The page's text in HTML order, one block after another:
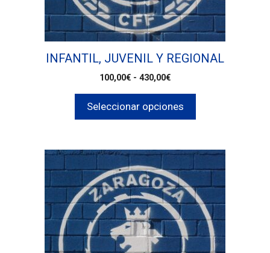
INFANTIL, JUVENIL Y REGIONAL
100,00€ - 430,00€
Seleccionar opciones